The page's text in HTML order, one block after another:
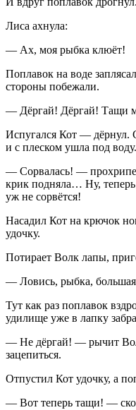
Лиса ахнула:
— Ах, моя рыбка клюёт!
Поплавок на воде
стороны побежали.
— Дёргай! Дёргай! Тащи
Испугался Кот — дёрнул.
и с плеском ушла под воду.
— Сорвалась! —
крик подняла… Ну,
уж не сорвётся!
Насадил Кот на крючок
удочку.
Потирает Волк лапы,
— Ловись, рыбка,
Тут как раз поплавок
удилище уже в лапку
— Не дёргай! — рычит
зацепиться.
Отпустил Кот удочку, а
— Вот теперь тащи! —